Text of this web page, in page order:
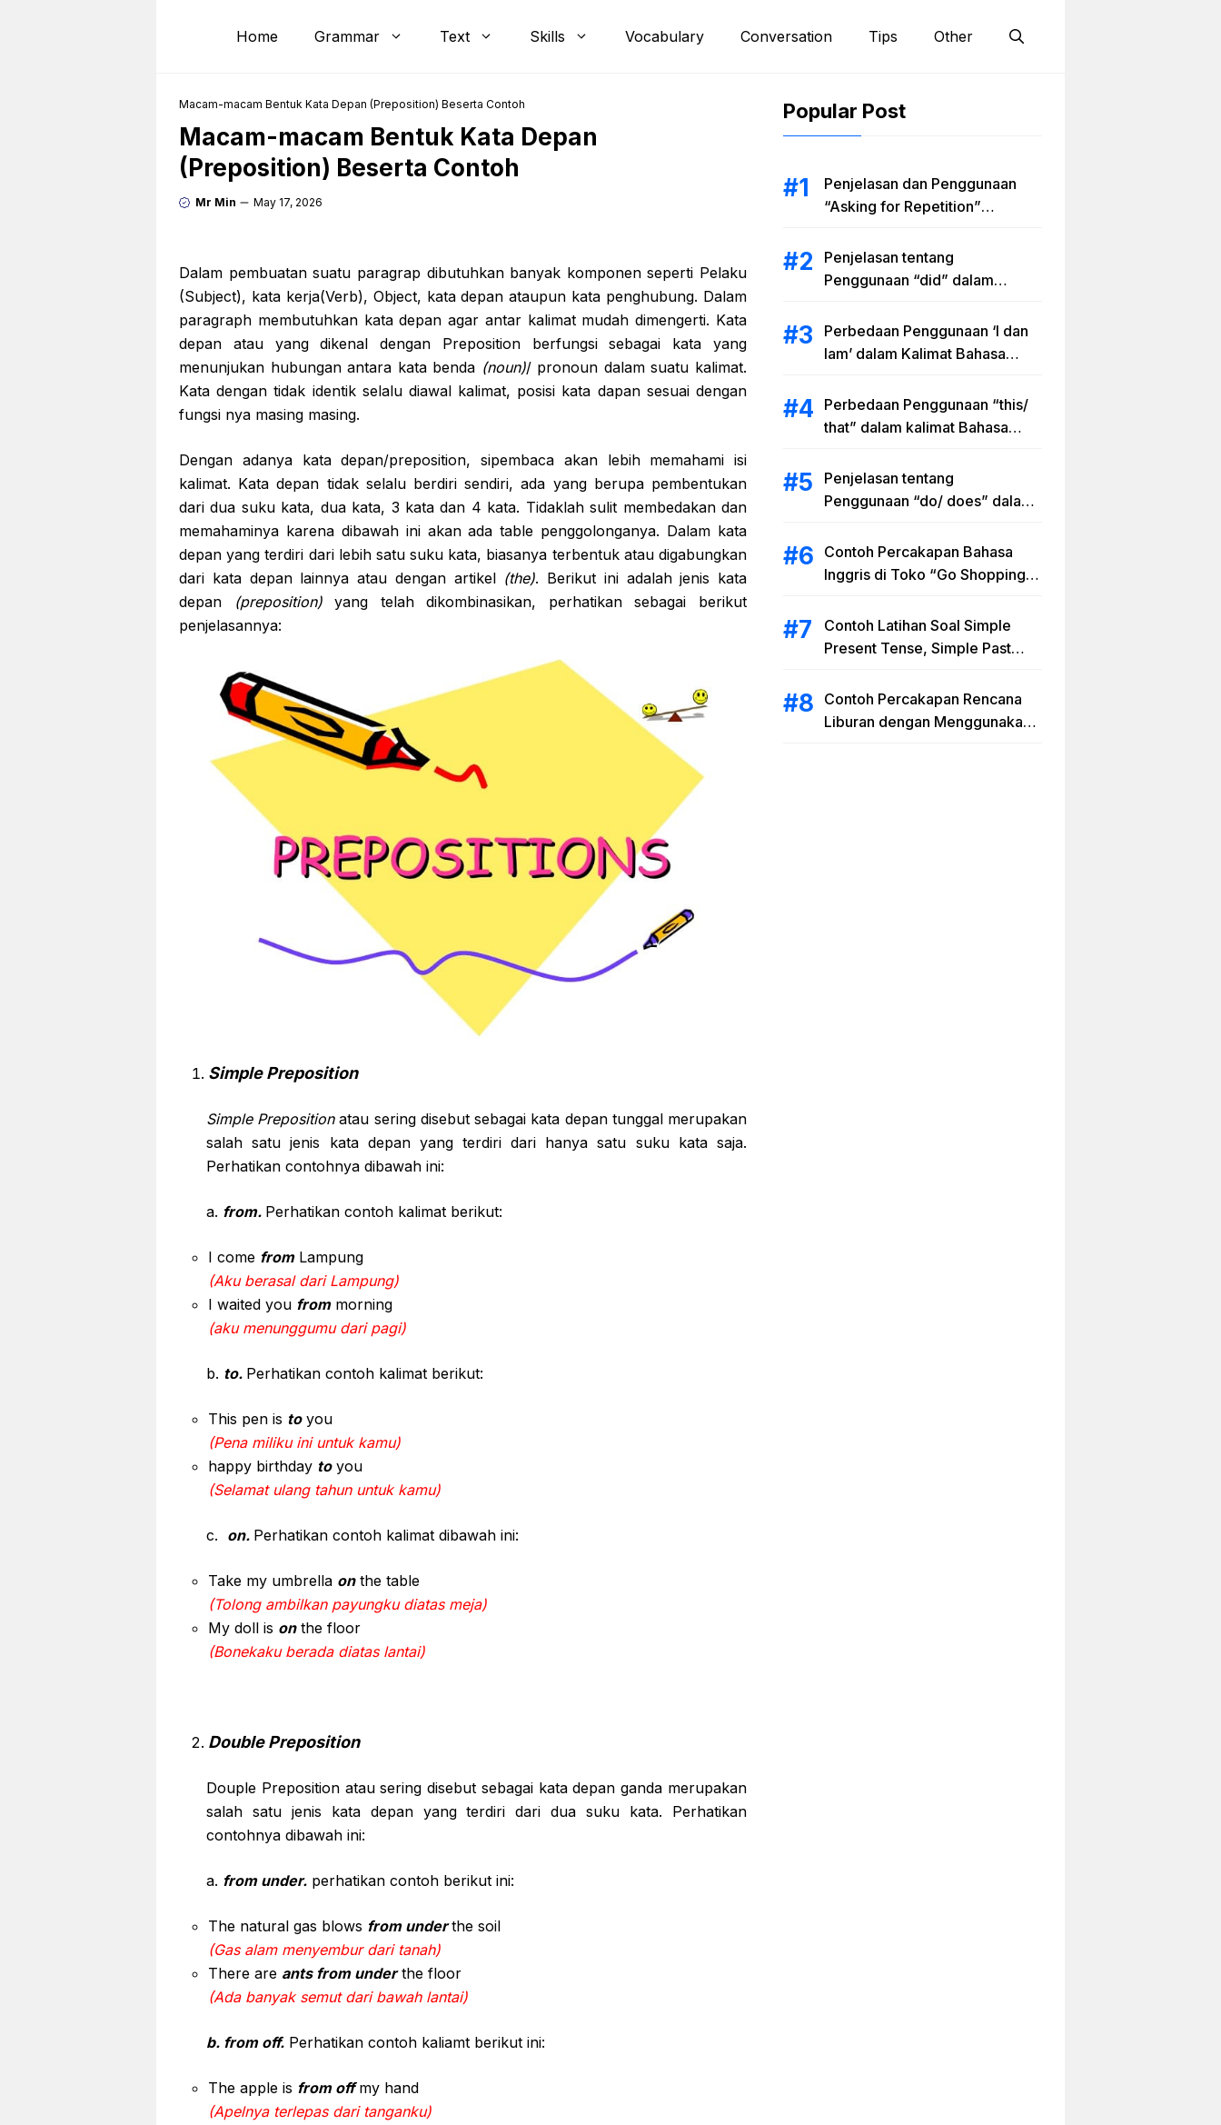
Home Grammar Text Skills Vocabulary Conversation Tips Other
Macam-macam Bentuk Kata Depan (Preposition) Beserta Contoh
Macam-macam Bentuk Kata Depan
(Preposition) Beserta Contoh
Mr Min May 17, 2026
Dalam pembuatan suatu paragrap dibutuhkan banyak komponen seperti Pelaku
(Subject), kata kerja(Verb), Object, kata depan ataupun kata penghubung. Dalam
paragraph membutuhkan kata depan agar antar kalimat mudah dimengerti. Kata
depan atau yang dikenal dengan Preposition berfungsi sebagai kata yang
menunjukan hubungan antara kata benda (noun)/ pronoun dalam suatu kalimat.
Kata dengan tidak identik selalu diawal kalimat, posisi kata dapan sesuai dengan
fungsi nya masing masing.
Dengan adanya kata depan/preposition, sipembaca akan lebih memahami isi
kalimat. Kata depan tidak selalu berdiri sendiri, ada yang berupa pembentukan
dari dua suku kata, dua kata, 3 kata dan 4 kata. Tidaklah sulit membedakan dan
memahaminya karena dibawah ini akan ada table penggolonganya. Dalam kata
depan yang terdiri dari lebih satu suku kata, biasanya terbentuk atau digabungkan
dari kata depan lainnya atau dengan artikel (the). Berikut ini adalah jenis kata
depan
(preposition)yang telah dikombinasikan, perhatikan sebagai berikut
penjelasannya:
Simple Preposition
Simple Prepositionatau sering disebut sebagai kata depan tunggal merupakan
salah satu jenis kata depan yang terdiri dari hanya satu suku kata saja.
Perhatikan contohnya dibawah ini:
a. from. Perhatikan contoh kalimat berikut:
I come fromLampung
(Aku berasal dari Lampung)
I waited you frommorning
(aku menunggumu dari pagi)
b. to. Perhatikan contoh kalimat berikut:
This pen is toyou
(Pena miliku ini untuk kamu)
happy birthday toyou
(Selamat ulang tahun untuk kamu)
c. on. Perhatikan contoh kalimat dibawah ini:
Take my umbrella onthe table
(Tolong ambilkan payungku diatas meja)
My doll is onthe floor
(Bonekaku berada diatas lantai)
Double Preposition
Douple Preposition atau sering disebut sebagai kata depan ganda merupakan
salah satu jenis kata depan yang terdiri dari dua suku kata. Perhatikan
contohnya dibawah ini:
a. from under. perhatikan contoh berikut ini:
The natural gas blows from underthe soil
(Gas alam menyembur dari tanah)
There are ants from underthe floor
(Ada banyak semut dari bawah lantai)
b. from off. Perhatikan contoh kaliamt berikut ini:
The apple is from offmy hand
(Apelnya terlepas dari tanganku)
Popular Post
Penjelasan dan Penggunaan
“Asking for Repetition”
dan Latihan Soal
Penjelasan tentang
Penggunaan “did” dalam
Perbedaan Penggunaan ‘I dan
Iam’ dalam Kalimat Bahasa
Perbedaan Penggunaan “this/
that” dalam kalimat Bahasa
Contoh Kalimat
Penjelasan tentang
Penggunaan “do/ does” dalam
Contoh Percakapan Bahasa
Inggris di Toko “Go Shopping”
Contoh Latihan Soal Simple
Present Tense, Simple Past
beserta Jawaban dan
Pembahasan
Contoh Percakapan Rencana
Liburan dengan Menggunakan